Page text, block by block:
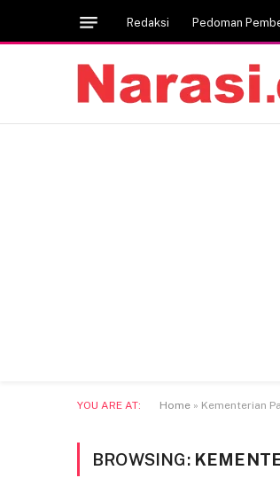
Redaksi Pedoman
YOU ARE AT: Home » Kementerian
BROWSING: